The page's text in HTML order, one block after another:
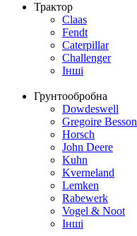
Трактор
Claas
Fendt
Caterpillar
Challenger
Інші
Грунтообробна
Dowdeswell
Gregoire Besson
Horsch
John Deere
Kuhn
Kverneland
Lemken
Rabewerk
Vogel & Noot
Інші